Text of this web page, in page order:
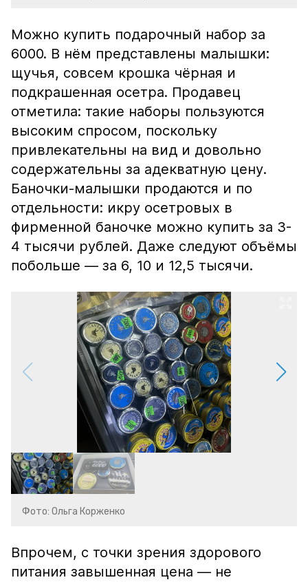
Можно купить подарочный набор за
6000. В нём представлены малышки:
щучья, совсем крошка чёрная и
подкрашенная осетра. Продавец
отметила: такие наборы пользуются
высоким спросом, поскольку
привлекательны на вид и довольно
содержательны за адекватную цену.
Баночки-малышки продаются и по
отдельности: икру осетровых в
фирменной баночке можно купить за 3-
4 тысячи рублей. Даже следуют объёмы
побольше — за 6, 10 и 12,5 тысячи.
Фото: Ольга Корженко
Впрочем, с точки зрения здорового
питания завышенная цена — не